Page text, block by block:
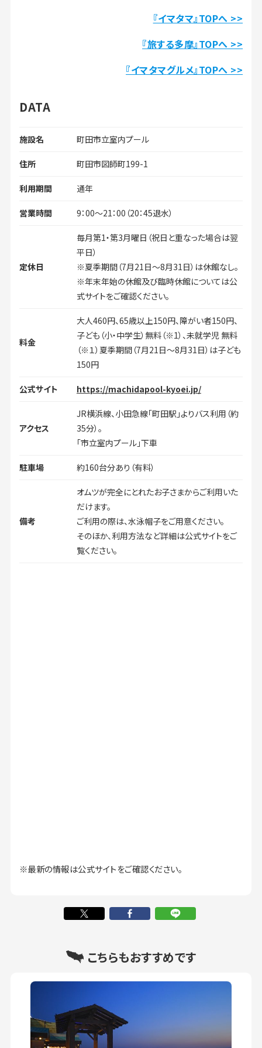
『イマタマ』TOPへ >>
『旅する多摩』TOPへ >>
『イマタマグルメ』TOPへ >>
DATA
施設名 町田市立室内プール
住所 町田市図師町199-1
利用期間 通年
営業時間 9：00～21：00（20：45退水）
定休日
毎月第1・第3月曜日（祝日と重なった場合は翌
平日）
※夏季期間（7月21日～8月31日）は休館なし。
※年末年始の休館及び臨時休館については公
式サイトをご確認ください。
料金
大人460円、65歳以上150円、障がい者150円、
子ども（小・中学生）無料（※1）、未就学児 無料
（※１）夏季期間（7月21日～8月31日）は子ども
150円
公式サイト https://machidapool-kyoei.jp/
アクセス
JR横浜線、小田急線「町田駅」よりバス利用（約
35分）。
「市立室内プール」下車
駐車場 約160台分あり（有料）
備考
オムツが完全にとれたお子さまからご利用いた
だけます。
ご利用の際は、水泳帽子をご用意ください。
そのほか、利用方法など詳細は公式サイトをご
覧ください。
※最新の情報は公式サイトをご確認ください。
こちらもおすすめです